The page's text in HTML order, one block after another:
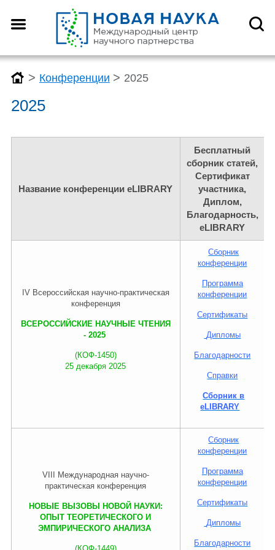
> Конференции > 2025
2025
Название конференции eLIBRARY
Бесплатный
сборник статей,
Сертификат
участника,
Диплом,
Благодарность,
eLIBRARY
IV Всероссийская научно-практическая
конференция
ВСЕРОССИЙСКИЕ НАУЧНЫЕ ЧТЕНИЯ
- 2025
(КОФ-1450)
25 декабря 2025
Сборник
конференции
Программа
конференции
Сертификаты
Дипломы
Благодарности
Справки
Сборник в
eLIBRARY
VIII Международнаянаучно-
практическая конференция
НОВЫЕ ВЫЗОВЫ НОВОЙ НАУКИ:
ОПЫТ ТЕОРЕТИЧЕСКОГО И
ЭМПИРИЧЕСКОГО АНАЛИЗА
Сборник
конференции
Программа
конференции
Сертификаты
Дипломы
Благодарности